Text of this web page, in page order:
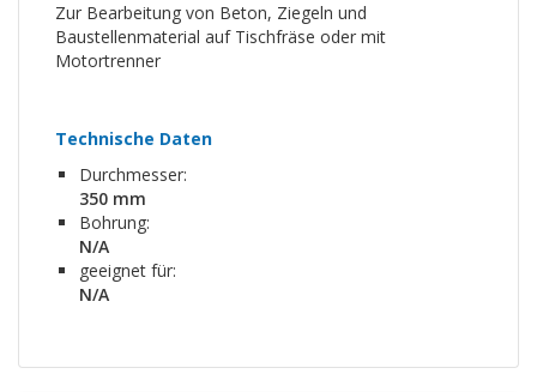
Zur Bearbeitung von Beton, Ziegeln und
Baustellenmaterial auf Tischfräse oder mit
Motortrenner
Technische Daten
Durchmesser:
350 mm
Bohrung:
N/A
geeignet für:
N/A